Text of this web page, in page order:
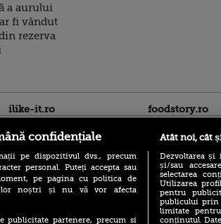
a aurului
fi vândut
rezerva
ilike-it.ro foodstory.ro
(P) Descoperă
Evenimentelor
confidențiale
pe dispozitivul dvs., precum
personal. Puteți accepta sau
pe pagina cu politica de
noștri și nu vă vor afecta
publicitate partenere, precum si
Atât noi, cât
Dezvoltarea și
și/sau
selectarea
Utilizarea
pentru
publicului prin
limitate
conținutul.